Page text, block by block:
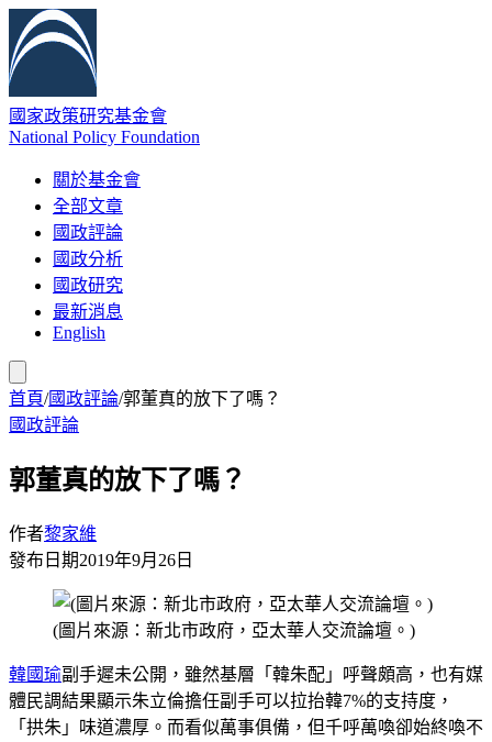
國家政策研究基金會
National Policy Foundation
關於基金會
全部文章
國政評論
國政分析
國政研究
最新消息
English
首頁/國政評論/郭董真的放下了嗎？
國政評論
郭董真的放下了嗎？
作者黎家維
發布日期2019年9月26日
(圖片來源：新北市政府，亞太華人交流論壇。)
韓國瑜副手遲未公開，雖然基層「韓朱配」呼聲頗高，也有媒
體民調結果顯示朱立倫擔任副手可以拉抬韓7%的支持度，
「拱朱」味道濃厚。而看似萬事俱備，但千呼萬喚卻始終喚不